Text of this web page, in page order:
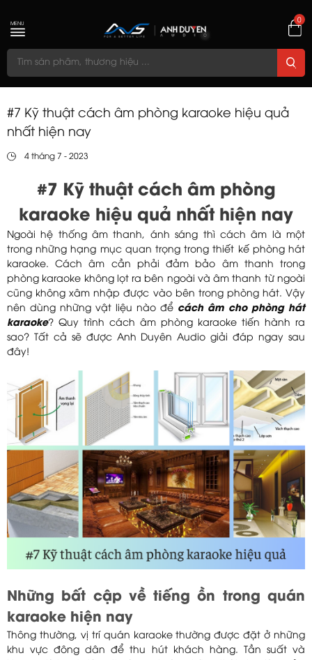
0
MENU
#7 Kỹ thuật cách âm phòng karaoke hiệu quả
nhất hiện nay
4 tháng 7 - 2023
#7 Kỹ thuật cách âm phòng
karaoke hiệu quả nhất hiện nay
Ngoài hệ thống âm thanh, ánh sáng thì cách âm là một
trong những hạng mục quan trọng trong thiết kế phòng hát
karaoke. Cách âm cần phải đảm bảo âm thanh trong
phòng karaoke không lọt ra bên ngoài và âm thanh từ ngoài
cũng không xâm nhập được vào bên trong phòng hát. Vậy
nên dùng những vật liệu nào để cách âm cho phòng hát
karaoke? Quy trình cách âm phòng karaoke tiến hành ra
sao? Tất cả sẽ được Anh Duyên Audio giải đáp ngay sau
đây!
Những bất cập về tiếng ồn trong quán
karaoke hiện nay
Thông thường, vị trí quán karaoke thường được đặt ở những
khu vực đông dân để thu hút khách hàng. Tần suất và